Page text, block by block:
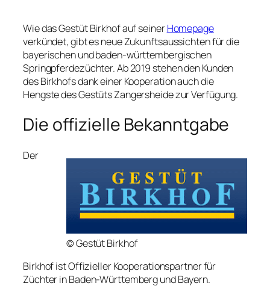
Wie das Gestüt Birkhof auf seinerHomepage
verkündet, gibt es neue Zukunftsaussichten für die
bayerischen und baden-württembergischen
Springpferdezüchter. Ab 2019 stehen den Kunden
des Birkhofs dank einer Kooperation auch die
Hengste des Gestüts Zangersheide zur Verfügung.
Die offizielle Bekanntgabe
© Gestüt Birkhof
Der
Birkhof ist Offizieller Kooperationspartner für
Züchter in Baden-Württemberg und Bayern.